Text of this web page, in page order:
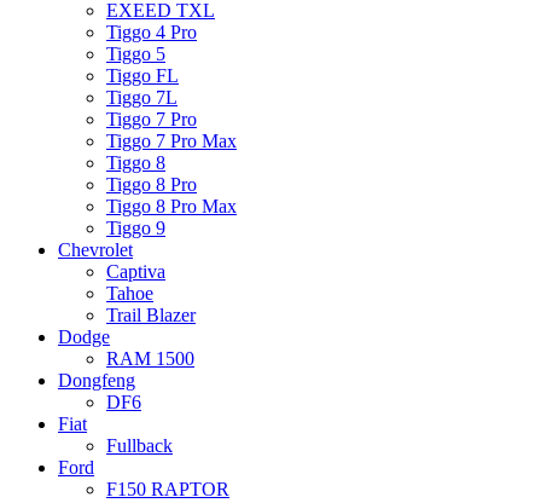
EXEED TXL
Tiggo 4 Pro
Tiggo 5
Tiggo FL
Tiggo 7L
Tiggo 7 Pro
Tiggo 7 Pro Max
Tiggo 8
Tiggo 8 Pro
Tiggo 8 Pro Max
Tiggo 9
Chevrolet
Captiva
Tahoe
Trail Blazer
Dodge
RAM 1500
Dongfeng
DF6
Fiat
Fullback
Ford
F150 RAPTOR